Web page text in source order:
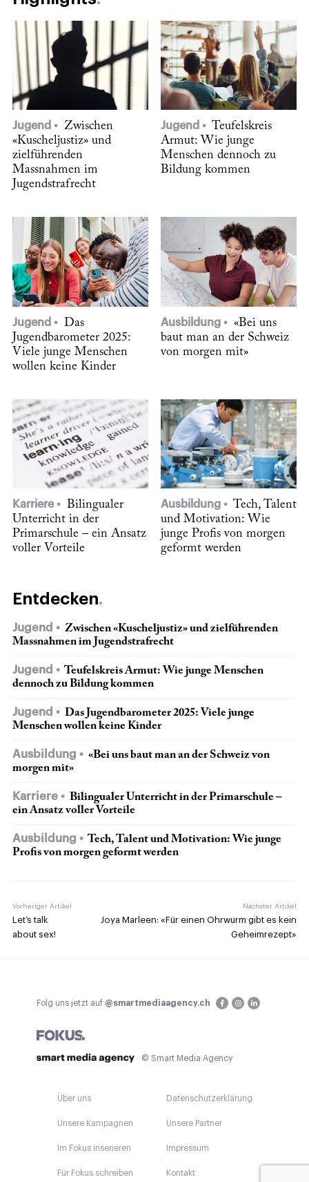
Jugend
Zwischen
«Kuscheljustiz» und
zielführenden
Massnahmen im
Jugendstrafrecht
Jugend
Teufelskreis
Armut: Wie junge
Menschen dennoch zu
Bildung kommen
Jugend
Das
Jugendbarometer 2025:
Viele junge Menschen
wollen keine Kinder
Ausbildung
«Bei uns
baut man an der Schweiz
von morgen mit»
Karriere
Bilingualer
Unterricht in der
Primarschule – ein Ansatz
voller Vorteile
Ausbildung
Tech, Talent
und Motivation: Wie
junge Profis von morgen
geformt werden
Entdecken
Jugend
Zwischen «Kuscheljustiz» und zielführenden
Massnahmen im Jugendstrafrecht
Jugend
Teufelskreis Armut: Wie junge Menschen
dennoch zu Bildung kommen
Jugend
Das Jugendbarometer 2025: Viele junge
Menschen wollen keine Kinder
Ausbildung
«Bei uns baut man an der Schweiz von
morgen mit»
Karriere
Bilingualer Unterricht in der Primarschule –
ein Ansatz voller Vorteile
Ausbildung
Tech, Talent und Motivation: Wie junge
Profis von morgen geformt werden
Vorheriger Artikel
Let’s talk
about sex!
Nächster Artikel
Joya Marleen: «Für einen Ohrwurm gibt es kein
Geheimrezept»
Folg uns jetzt auf @smartmediaagency.ch
© Smart Media Agency
Über uns
Unsere Kampagnen
Im Fokus inserieren
Für Fokus schreiben
Datenschutzerklärung
Unsere Partner
Impressum
Kontakt